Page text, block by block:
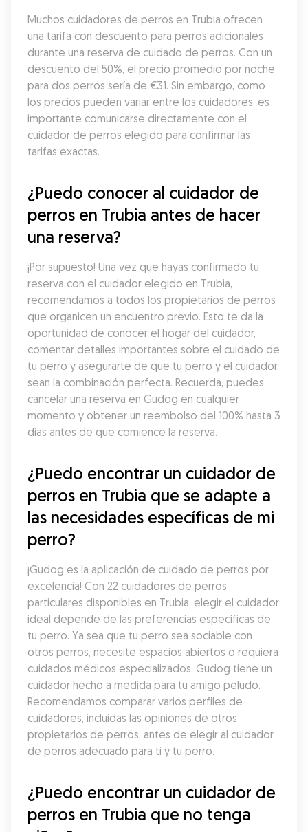
Muchos cuidadores de perros en Trubia ofrecen
una tarifa con descuento para perros adicionales
durante una reserva de cuidado de perros. Con un
descuento del 50%, el precio promedio por noche
para dos perros sería de €31. Sin embargo, como
los precios pueden variar entre los cuidadores, es
importante comunicarse directamente con el
cuidador de perros elegido para confirmar las
tarifas exactas.
¿Puedo conocer al cuidador de
perros en Trubia antes de hacer
una reserva?
¡Por supuesto! Una vez que hayas confirmado tu
reserva con el cuidador elegido en Trubia,
recomendamos a todos los propietarios de perros
que organicen un encuentro previo. Esto te da la
oportunidad de conocer el hogar del cuidador,
comentar detalles importantes sobre el cuidado de
tu perro y asegurarte de que tu perro y el cuidador
sean la combinación perfecta. Recuerda, puedes
cancelar una reserva en Gudog en cualquier
momento y obtener un reembolso del 100% hasta 3
días antes de que comience la reserva.
¿Puedo encontrar un cuidador de
perros en Trubia que se adapte a
las necesidades específicas de mi
perro?
¡Gudog es la aplicación de cuidado de perros por
excelencia! Con 22 cuidadores de perros
particulares disponibles en Trubia, elegir el cuidador
ideal depende de las preferencias específicas de
tu perro. Ya sea que tu perro sea sociable con
otros perros, necesite espacios abiertos o requiera
cuidados médicos especializados, Gudog tiene un
cuidador hecho a medida para tu amigo peludo.
Recomendamos comparar varios perfiles de
cuidadores, incluidas las opiniones de otros
propietarios de perros, antes de elegir al cuidador
de perros adecuado para ti y tu perro.
¿Puedo encontrar un cuidador de
perros en Trubia que no tenga